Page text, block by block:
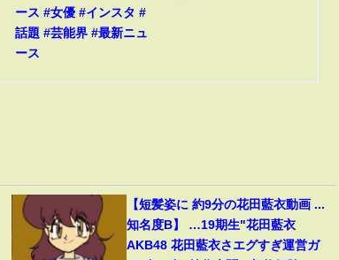
ース #女優 #インスタ #
話題 #芸能界 #最新ニュ
ース
【短髪姿に 約9分の花田藍衣動画 ...
知名度B】 …19期生"花田藍衣
AKB48 花田藍衣さエグすぎ運営ガ